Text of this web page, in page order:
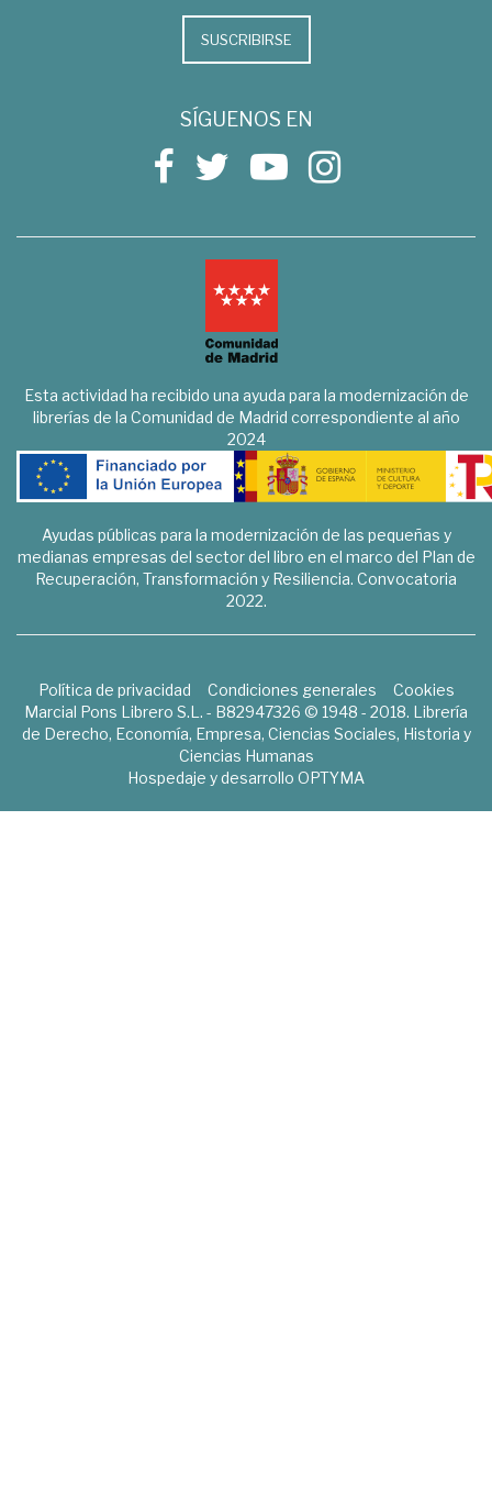
SUSCRIBIRSE
SÍGUENOS EN
Esta actividad ha recibido una ayuda para la modernización de
librerías de la Comunidad de Madrid correspondiente al año
2024
Ayudas públicas para la modernización de las pequeñas y
medianas empresas del sector del libro en el marco del Plan de
Recuperación, Transformación y Resiliencia. Convocatoria
2022.
Política de privacidad Condiciones generales
Cookies
Marcial Pons Librero S.L. - B82947326 © 1948 - 2018. Librería
de Derecho, Economía, Empresa, Ciencias Sociales, Historia y
Ciencias Humanas
Hospedaje y desarrollo OPTYMA